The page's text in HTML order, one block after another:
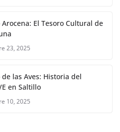
Arocena: El Tesoro Cultural de
23, 2025
de las Aves: Historia del
en Saltillo
10, 2025